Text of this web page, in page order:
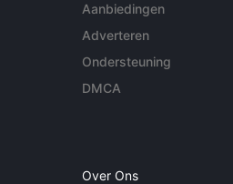
Aanbiedingen
Adverteren
Ondersteuning
DMCA
Over Ons